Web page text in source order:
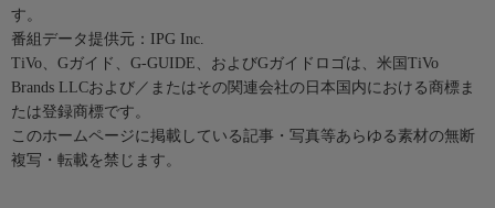
す。
番組データ提供元：IPG Inc.
TiVo、Gガイド、G-GUIDE、およびGガイドロゴは、米国TiVo
Brands LLCおよび／またはその関連会社の日本国内における商標ま
たは登録商標です。
このホームページに掲載している記事・写真等あらゆる素材の無断
複写・転載を禁じます。